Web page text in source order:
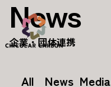
News
企業・団体連携
All News Media